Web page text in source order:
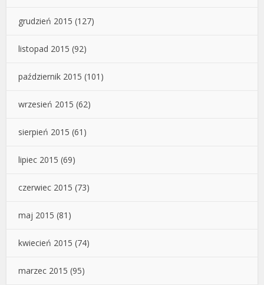
grudzień 2015 (127)
listopad 2015 (92)
październik 2015 (101)
wrzesień 2015 (62)
sierpień 2015 (61)
lipiec 2015 (69)
czerwiec 2015 (73)
maj 2015 (81)
kwiecień 2015 (74)
marzec 2015 (95)